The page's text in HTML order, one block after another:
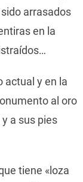
arrasados
en la
actual y en la
al oro
a sus pies
tiene «loza